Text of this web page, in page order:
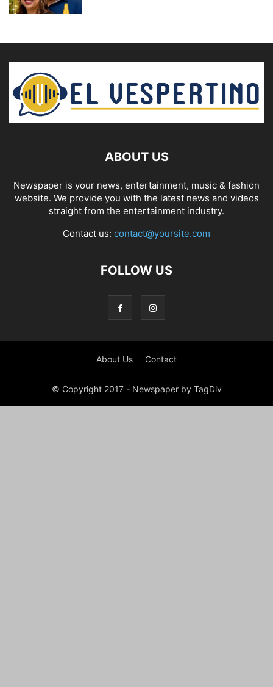
ABOUT US
Newspaper is your news, entertainment, music & fashion
website. We provide you with the latest news and videos
straight from the entertainment industry.
Contact us: contact@yoursite.com
FOLLOW US
About Us Contact
© Copyright 2017 - Newspaper by TagDiv